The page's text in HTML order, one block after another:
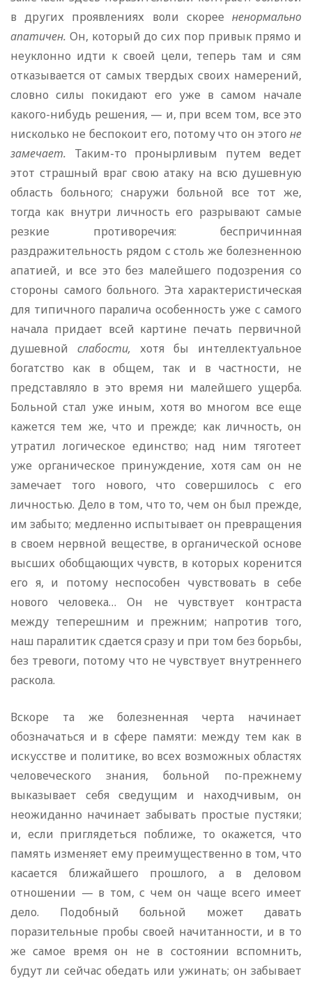
в других проявлениях воли скорее ненормально
апатичен. Он, который до сих пор привык прямо и
неуклонно идти к своей цели, теперь там и сям
отказывается от самых твердых своих намерений,
словно силы покидают его уже в самом начале
какого-нибудь решения, — и, при всем том, все это
нисколько не беспокоит его, потому что он этого не
замечает. Таким-то пронырливым путем ведет
этот страшный враг свою атаку на всю душевную
область больного; снаружи больной все тот же,
тогда как внутри личность его разрывают самые
резкие противоречия: беспричинная
раздражительность рядом с столь же болезненною
апатией, и все это без малейшего подозрения со
стороны самого больного. Эта характеристическая
для типичного паралича особенность уже с самого
начала придает всей картине печать первичной
душевной слабости, хотя бы интеллектуальное
богатство как в общем, так и в частности, не
представляло в это время ни малейшего ущерба.
Больной стал уже иным, хотя во многом все еще
кажется тем же, что и прежде; как личность, он
утратил логическое единство; над ним тяготеет
уже органическое принуждение, хотя сам он не
замечает того нового, что совершилось с его
личностью. Дело в том, что то, чем он был прежде,
им забыто; медленно испытывает он превращения
в своем нервной веществе, в органической основе
высших обобщающих чувств, в которых коренится
его я, и потому неспособен чувствовать в себе
нового человека… Он не чувствует контраста
между теперешним и прежним; напротив того,
наш паралитик сдается сразу и при том без борьбы,
без тревоги, потому что не чувствует внутреннего
раскола.
Вскоре та же болезненная черта начинает
обозначаться и в сфере памяти: между тем как в
искусстве и политике, во всех возможных областях
человеческого знания, больной по-прежнему
выказывает себя сведущим и находчивым, он
неожиданно начинает забывать простые пустяки;
и, если приглядеться поближе, то окажется, что
память изменяет ему преимущественно в том, что
касается ближайшего прошлого, а в деловом
отношении — в том, с чем он чаще всего имеет
дело. Подобный больной может давать
поразительные пробы своей начитанности, и в то
же самое время он не в состоянии вспомнить,
будут ли сейчас обедать или ужинать; он забывает